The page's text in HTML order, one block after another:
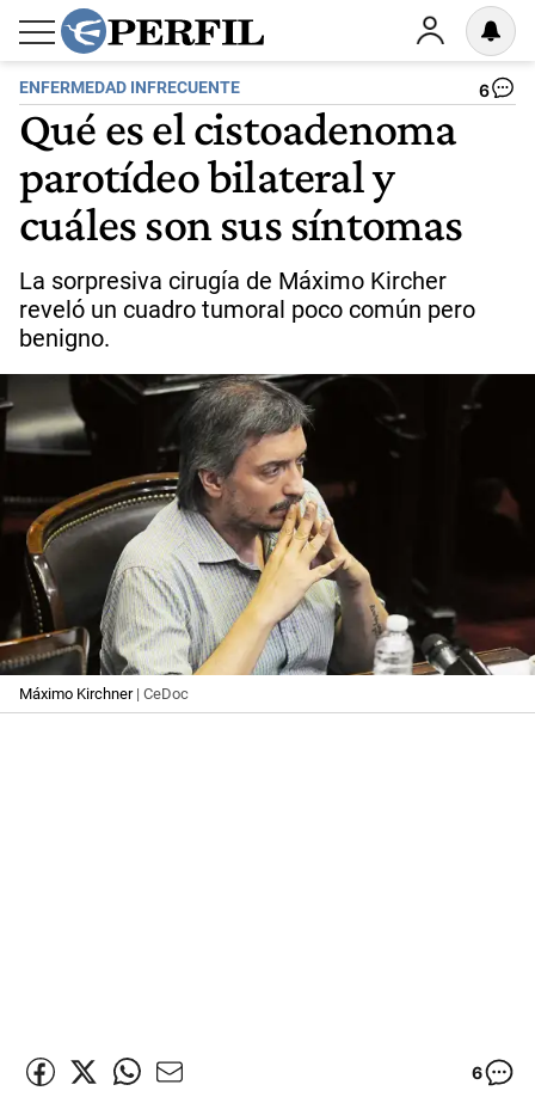
ENFERMEDAD INFRECUENTE 6
Qué es el cistoadenoma
parotídeo bilateral y
cuáles son sus síntomas
La sorpresiva cirugía de Máximo Kircher
reveló un cuadro tumoral poco común pero
benigno.
Máximo Kirchner| CeDoc
6